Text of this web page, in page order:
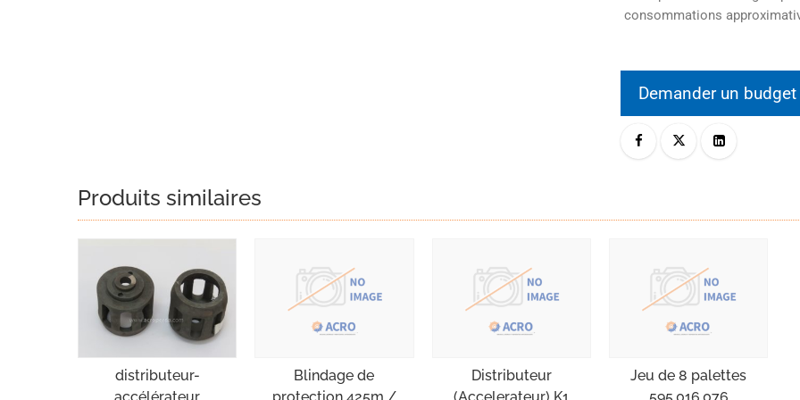
consommations
Demander un budget
Produits similaires
distributeur-
Blindage de
Distributeur
Jeu de 8 palettes